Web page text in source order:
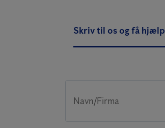
Skriv til os og få hjælp
Navn/Firma